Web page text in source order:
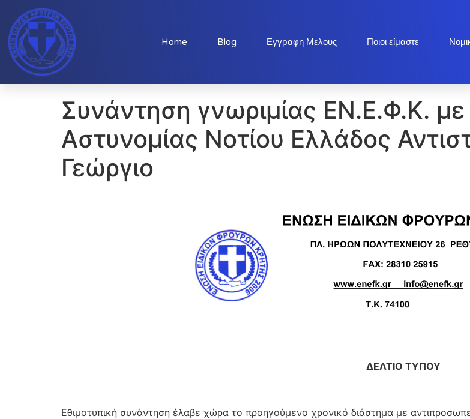
Home Blog Εγγραφη Μελους Ποιοι είμαστε
Συνάντηση γνωριμίας ΕΝ.Ε.Φ.Κ. με
Αστυνομίας Νοτίου Ελλάδος
Γεώργιο
ΔΕΛΤΙΟ ΤΥΠΟΥ
Εθιμοτυπική συνάντηση έλαβε χώρα το προηγούμενο χρονικό διάστημα με